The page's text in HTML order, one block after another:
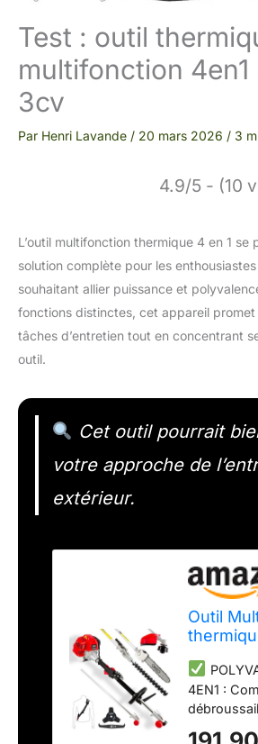
Test : outil
multifonction 4en1
3cv
Par Henri Lavande / 20 mars 2026 / 3
4.9/5 - (10
L’outil multifonction thermique 4 en 1 se
solution complète pour les
souhaitant allier puissance et
fonctions distinctes, cet appareil promet
tâches d’entretien tout en concentrant
outil.
Cet outil pourrait
votre approche de
extérieur.
Outil
-
haie -
- 3cv - 2
4EN1 :